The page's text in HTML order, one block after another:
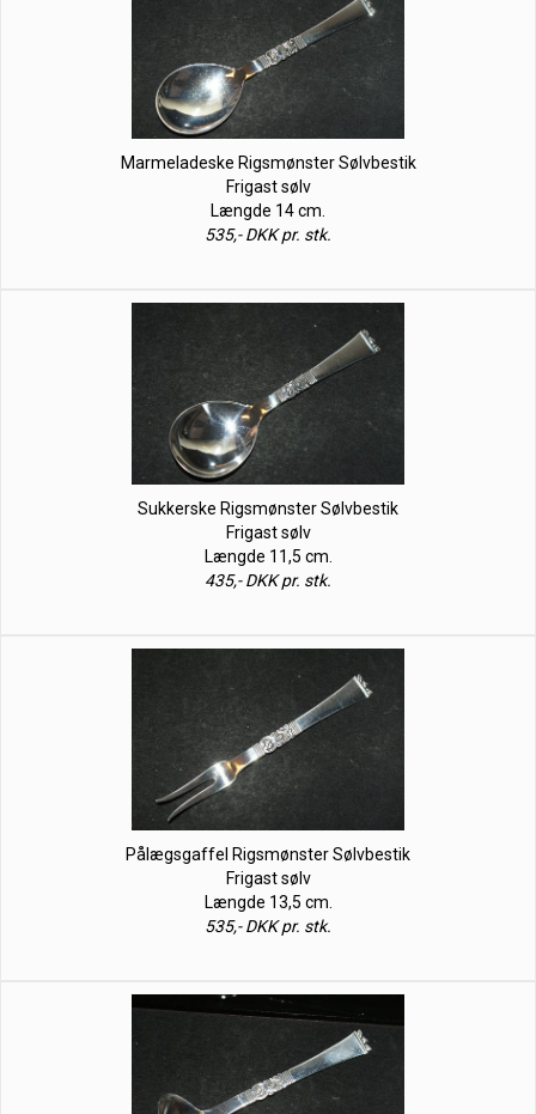
Marmeladeske Rigsmønster Sølvbestik
Frigast sølv
Længde 14 cm.
535,- DKK pr. stk.
Sukkerske Rigsmønster Sølvbestik
Frigast sølv
Længde 11,5 cm.
435,- DKK pr. stk.
Pålægsgaffel Rigsmønster Sølvbestik
Frigast sølv
Længde 13,5 cm.
535,- DKK pr. stk.